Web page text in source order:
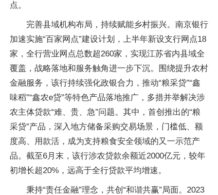
点。
完善县域机构布局，持续赋能乡村振兴。南京银行
加速实施“百家网点”建设计划，上半年新设支行网点18
家，全行营业网点总数超260家，实现江苏省内县域全
覆盖，战略落地和服务触角进一步下沉。围绕提升农村
金融服务，该行持续强化政银合力，推动“粮采贷”“鑫
味稻”“鑫农e贷”等特色产品落地推广，多措并举解决涉
农主体贷款“难、贵、急”问题。其中，首创推出的“粮
采贷”产品，深入地方储备采购交易场景，门槛低、额
度高、用款活，成为支持粮食安全领域的又一示范产
品。截至6月末，该行涉农贷款余额近2000亿元，较年
初增长超20%，远高于全行贷款平均增速。
秉持“责任金融”理念，共创“和谐共赢”局面。2023